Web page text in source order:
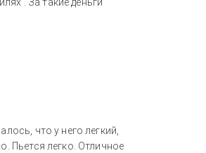
что у него легкий,
Пьется легко. Отличное